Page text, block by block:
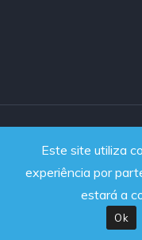
Este site utiliza
experiência por
estará a
Ok